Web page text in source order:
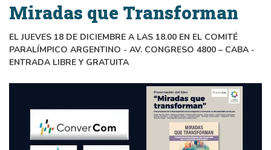
Miradas que Transforman
EL JUEVES 18 DE DICIEMBRE A LAS 18.00 EN EL COMITÉ
PARALÍMPICO ARGENTINO - AV. CONGRESO 4800 – CABA -
ENTRADA LIBRE Y GRATUITA